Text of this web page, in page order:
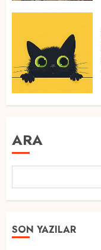
ARA
SON YAZILAR